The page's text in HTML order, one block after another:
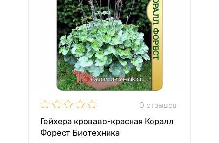
0 отзывов
Гейхера кроваво-красная Коралл
Форест Биотехника